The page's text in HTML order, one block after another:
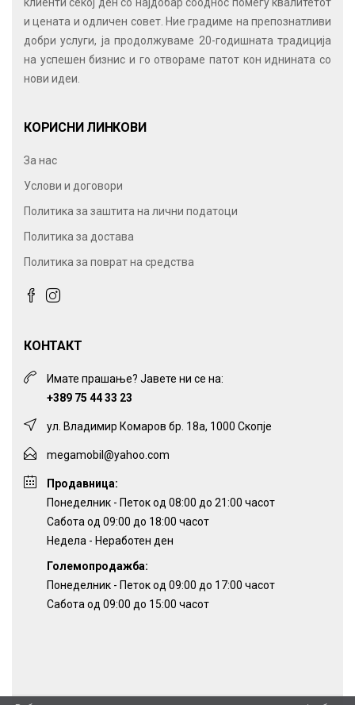
клиенти секој ден со најдобар сооднос помеѓу квалитетот
и цената и одличен совет. Ние градиме на препознатливи
добри услуги, ја продолжуваме 20-годишната традиција
на успешен бизнис и го отвораме патот кон иднината со
нови идеи.
КОРИСНИ ЛИНКОВИ
За нас
Услови и договори
Политика за заштита на лични податоци
Политика за достава
Политика за поврат на средства
КОНТАКТ
Имате прашање? Јавете ни се на:
+389 75 44 33 23
ул. Владимир Комаров бр. 18а, 1000 Скопје
megamobil@yahoo.com
Продавница:
Понеделник - Петок од 08:00 до 21:00 часот
Сабота од 09:00 до 18:00 часот
Недела - Неработен ден
Големопродажба:
Понеделник - Петок од 09:00 до 17:00 часот
Сабота од 09:00 до 15:00 часот